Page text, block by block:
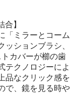
】
「ミラーとコーム
ションブラシ、
カバーが櫛の歯
テクノロジーによ
品なクリック感を
で、鏡を見る時や